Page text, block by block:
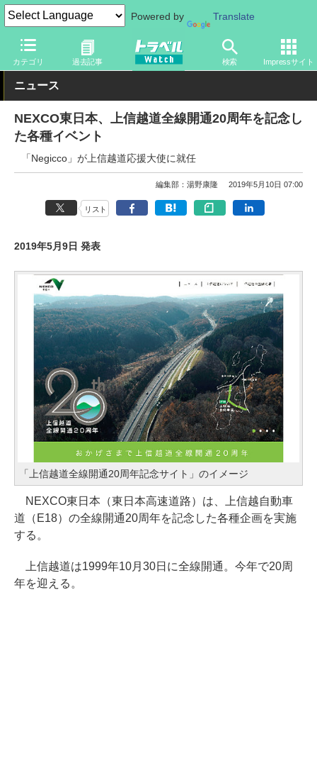
Powered by Translate
カテゴリ 過去記事 検索 Impressサイト
トラベル Watch 旅の方法 クルマ旅 高速道路
ニュース
NEXCO東日本、上信越道全線開通20周年を記念し
た各種イベント
「Negicco」が上信越道応援大使に就任
編集部：湯野康隆 2019年5月10日 07:00
リスト
2019年5月9日 発表
「上信越道全線開通20周年記念サイト」のイメージ
NEXCO東日本（東日本高速道路）は、上信越自動車
道（E18）の全線開通20周年を記念した各種企画を実施
する。
上信越道は1999年10月30日に全線開通。今年で20周
年を迎える。